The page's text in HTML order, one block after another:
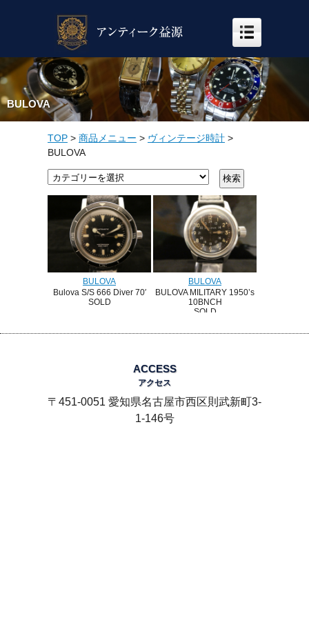
BULOVA
TOP > 商品メニュー > ヴィンテージ時計 >
BULOVA
BULOVA
Bulova S/S 666 Diver 70′
SOLD
BULOVA
BULOVA MILITARY 1950’s
10BNCH
SOLD
ACCESS
アクセス
〒451-0051 愛知県名古屋市西区則武新町3-
1-146号